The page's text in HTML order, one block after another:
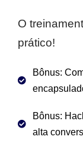
O
prático!
Bônus:
Bônus:
alta